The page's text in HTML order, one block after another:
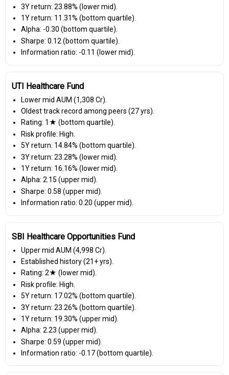
3Y return: 23.88% (lower mid).
1Y return: 11.31% (bottom quartile).
Alpha: -0.30 (bottom quartile).
Sharpe: 0.12 (bottom quartile).
Information ratio: -0.11 (lower mid).
UTI Healthcare Fund
Lower mid AUM (₹1,308 Cr).
Oldest track record among peers (27 yrs).
Rating: 1★ (bottom quartile).
Risk profile: High.
5Y return: 14.84% (bottom quartile).
3Y return: 23.28% (lower mid).
1Y return: 16.16% (lower mid).
Alpha: 2.15 (upper mid).
Sharpe: 0.58 (upper mid).
Information ratio: 0.20 (upper mid).
SBI Healthcare Opportunities Fund
Upper mid AUM (₹4,998 Cr).
Established history (21+ yrs).
Rating: 2★ (lower mid).
Risk profile: High.
5Y return: 17.02% (bottom quartile).
3Y return: 23.26% (bottom quartile).
1Y return: 19.30% (upper mid).
Alpha: 2.23 (upper mid).
Sharpe: 0.59 (upper mid).
Information ratio: -0.17 (bottom quartile).